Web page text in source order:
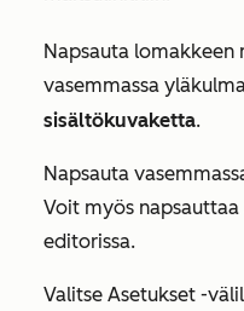
Napsauta lomakkeen
vasemmassa
sisältökuvaketta.
Napsauta
Voit myös napsauttaa
editorissa.
Valitse Asetukset -